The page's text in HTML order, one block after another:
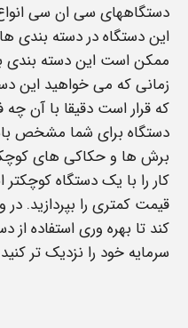
دستگاههای سی ان سی
این دستگاه در دسته بندی
ممکن است این دسته بندی
زمانی که می خواهید این
که قرار است دقیقا با آن چه
دستگاه برای شما مشخص
برش ها و حکاکی های
کار را با یک دستگاه
قیمت کمتری را بپردازید.
کند تا بهره وری استفاده از
سرمایه خود را نزدیک تر